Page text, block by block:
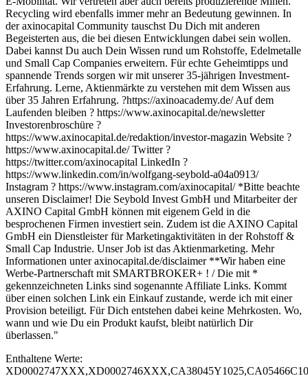
Recycling wird ebenfalls immer mehr an Bedeutung gewinnen. In
der axinocapital Community tauschst Du Dich mit anderen
Begeisterten aus, die bei diesen Entwicklungen dabei sein wollen.
Dabei kannst Du auch Dein Wissen rund um Rohstoffe, Edelmetalle
und Small Cap Companies erweitern. Für echte Geheimtipps und
spannende Trends sorgen wir mit unserer 35-jährigen Investment-
Erfahrung. Lerne, Aktienmärkte zu verstehen mit dem Wissen aus
über 35 Jahren Erfahrung. ?https://axinoacademy.de/ Auf dem
Laufenden bleiben ? https://www.axinocapital.de/newsletter
Investorenbroschüre ?
https://www.axinocapital.de/redaktion/investor-magazin Website ?
https://www.axinocapital.de/ Twitter ?
https://twitter.com/axinocapital LinkedIn ?
https://www.linkedin.com/in/wolfgang-seybold-a04a0913/
Instagram ? https://www.instagram.com/axinocapital/ *Bitte beachte
unseren Disclaimer! Die Seybold Invest GmbH und Mitarbeiter der
AXINO Capital GmbH können mit eigenem Geld in die
besprochenen Firmen investiert sein. Zudem ist die AXINO Capital
GmbH ein Dienstleister für Marketingaktivitäten in der Rohstoff &
Small Cap Industrie. Unser Job ist das Aktienmarketing. Mehr
Informationen unter axinocapital.de/disclaimer **Wir haben eine
Werbe-Partnerschaft mit SMARTBROKER+ ! / Die mit *
gekennzeichneten Links sind sogenannte Affiliate Links. Kommt
über einen solchen Link ein Einkauf zustande, werde ich mit einer
Provision beteiligt. Für Dich entstehen dabei keine Mehrkosten. Wo,
wann und wie Du ein Produkt kaufst, bleibt natürlich Dir
überlassen."
Enthaltene Werte: